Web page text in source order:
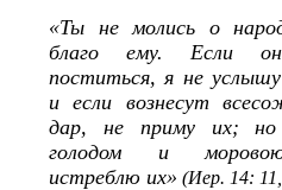
«Ты не молись о
благо ему. Если
поститься, я не
и если вознесут
дар, не приму их;
голодом и
истреблю их» (Иер. 14: